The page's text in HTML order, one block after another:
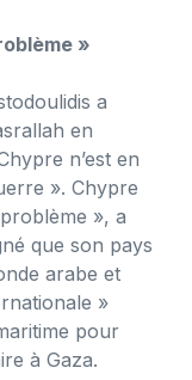
»
a
en
n’est en
». Chypre
», a
que son pays
arabe et
»
pour
à Gaza.